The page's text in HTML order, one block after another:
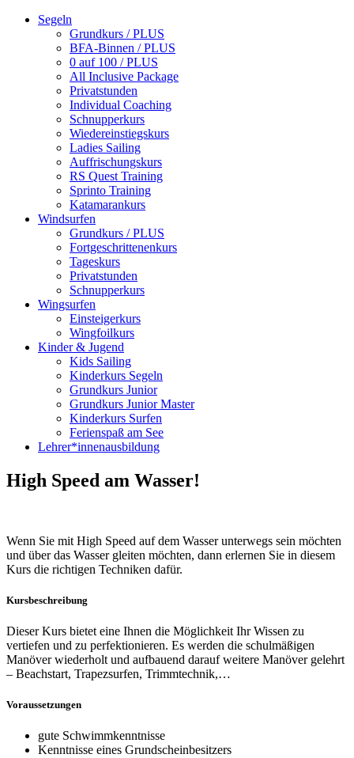
Segeln
Grundkurs / PLUS
BFA-Binnen / PLUS
0 auf 100 / PLUS
All Inclusive Package
Privatstunden
Individual Coaching
Schnupperkurs
Wiedereinstiegskurs
Ladies Sailing
Auffrischungskurs
RS Quest Training
Sprinto Training
Katamarankurs
Windsurfen
Grundkurs / PLUS
Fortgeschrittenenkurs
Tageskurs
Privatstunden
Schnupperkurs
Wingsurfen
Einsteigerkurs
Wingfoilkurs
Kinder & Jugend
Kids Sailing
Kinderkurs Segeln
Grundkurs Junior
Grundkurs Junior Master
Kinderkurs Surfen
Ferienspaß am See
Lehrer*innenausbildung
High Speed am Wasser!
Wenn Sie mit High Speed auf dem Wasser unterwegs sein möchten
und über das Wasser gleiten möchten, dann erlernen Sie in diesem
Kurs die richtigen Techniken dafür.
Kursbeschreibung
Dieser Kurs bietet eine Ihnen die Möglichkeit Ihr Wissen zu
vertiefen und zu perfektionieren. Es werden die schulmäßigen
Manöver wiederholt und aufbauend darauf weitere Manöver gelehrt
– Beachstart, Trapezsurfen, Trimmtechnik,…
Voraussetzungen
gute Schwimmkenntnisse
Kenntnisse eines Grundscheinbesitzers